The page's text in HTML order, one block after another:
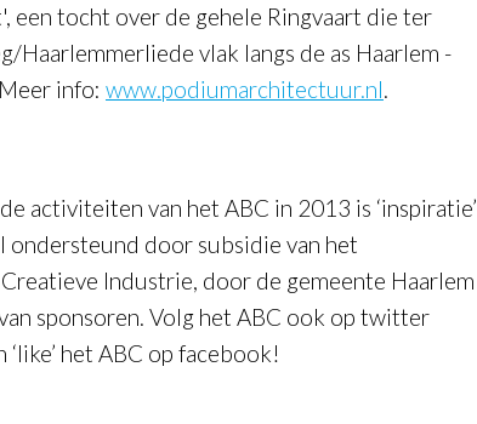
een tocht over de gehele Ringvaart die ter
Haarlemmerliede vlak langs de as Haarlem -
info: www.podiumarchitectuur.nl.
activiteiten van het ABC in 2013 is ‘inspiratie’
ondersteund door subsidie van het
Industrie, door de gemeente Haarlem
sponsoren. Volg het ABC ook op twitter
‘like’ het ABC op facebook!